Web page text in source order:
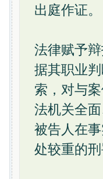
出庭作证。
法律赋予
据其职业
索，对与
法机关全
被告人在
处较重的刑